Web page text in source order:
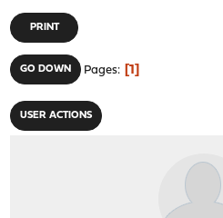
PRINT
GO DOWN Pages 1
USER ACTIONS